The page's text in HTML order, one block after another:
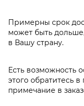
Примерны срок
может быть
в Вашу страну.
Есть возможность
этого обратитесь
примечание в